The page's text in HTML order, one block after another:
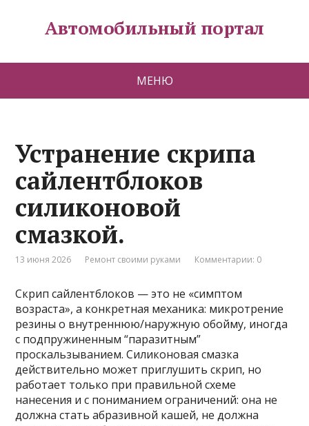
Автомобильный портал
МЕНЮ
Устранение скрипа
сайлентблоков
силиконовой
смазкой.
13 июня 2026 Ремонт своими руками Комментарии: 0
Скрип сайлентблоков — это не «симптом
возраста», а конкретная механика: микротрение
резины о внутреннюю/наружную обойму, иногда
с подпружиненным “паразитным”
проскальзыванием. Силиконовая смазка
действительно может приглушить скрип, но
работает только при правильной схеме
нанесения и с пониманием ограничений: она не
должна стать абразивной кашей, не должна